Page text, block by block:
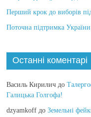
Перший крок до виборів
Поточна підтримка
Останні коментарі
Василь Кирилич до
Галицька Голгофа!
dzyamkoff доЗемельні